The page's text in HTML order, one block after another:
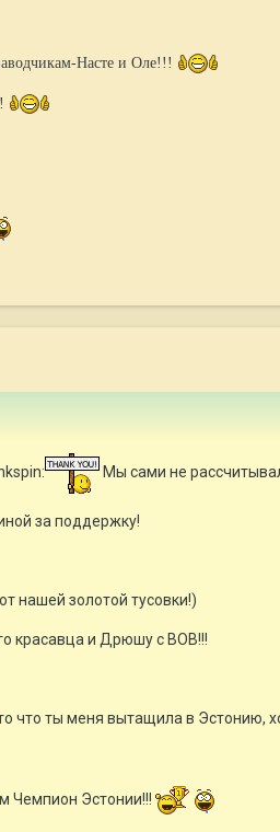
Насте и Оле!!!
Мы сами не
за поддержку!
нашей золотой тусовки!)
красавца и Дрюшу с ВОВ!!!
что ты меня вытащила в Эстонию,
Чемпион Эстонии!!!